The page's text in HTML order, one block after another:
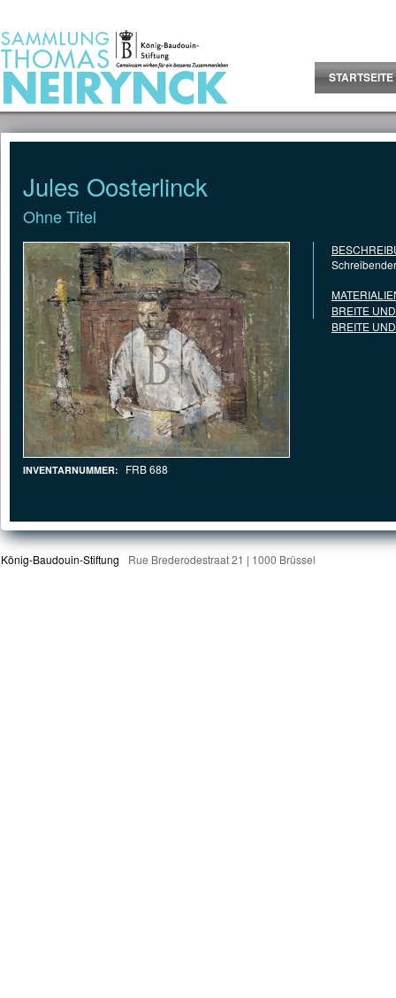
STARTSEITE
Jules Oosterlinck
Ohne Titel
INVENTARNUMMER: FRB 688
BREITE
BREITE
König-Baudouin-Stiftung Rue Brederodestraat 21 | 1000 Brüssel